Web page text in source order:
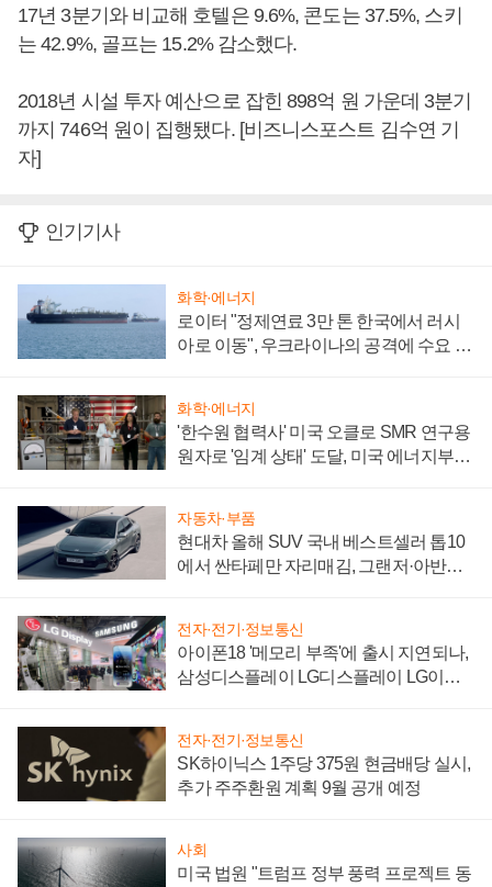
17년 3분기와 비교해 호텔은 9.6%, 콘도는 37.5%, 스키
는 42.9%, 골프는 15.2% 감소했다.
2018년 시설 투자 예산으로 잡힌 898억 원 가운데 3분기
까지 746억 원이 집행됐다. [비즈니스포스트 김수연 기
자]
인기기사
화학·에너지
로이터 "정제연료 3만 톤 한국에서 러시
아로 이동", 우크라이나의 공격에 수요 늘
화학·에너지
'한수원 협력사' 미국 오클로 SMR 연구용
원자로 '임계 상태' 도달, 미국 에너지부
자동차·부품
현대차 올해 SUV 국내 베스트셀러 톱10
에서 싼타페만 자리매김, 그랜저·아반떼
전자·전기·정보통신
아이폰18 '메모리 부족'에 출시 지연되나,
삼성디스플레이 LG디스플레이 LG이노
전자·전기·정보통신
SK하이닉스 1주당 375원 현금배당 실시,
추가 주주환원 계획 9월 공개 예정
사회
미국 법원 "트럼프 정부 풍력 프로젝트 동